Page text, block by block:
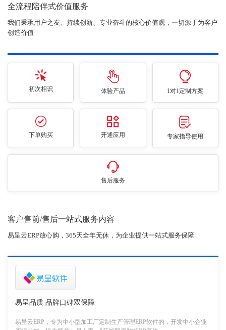
全流程陪伴式价值服务
我们秉承用户之友、持续创新、专业奋斗的核心价值观，一切源于为客户
创造价值
初次相识 体验产品 1对1定制方案
下单购买 开通应用 专家指导使用
售后服务
客户售前/售后一站式服务内容
易呈云ERP放心购，365天全年无休，为企业提供一站式服务保障
易呈品质 品牌口碑双保障
易呈云ERP，专为中小型加工厂定制生产管理ERP软件的，开发中小企业